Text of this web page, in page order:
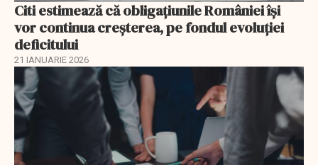
Citi estimează că obligațiunile României își
vor continua creșterea, pe fondul evoluției
deficitului
21 IANUARIE 2026